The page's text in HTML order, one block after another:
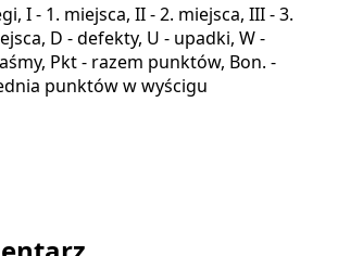
I - 1. miejsca, II - 2. miejsca, III - 3.
D - defekty, U - upadki, W -
Pkt - razem punktów, Bon. -
punktów w wyścigu